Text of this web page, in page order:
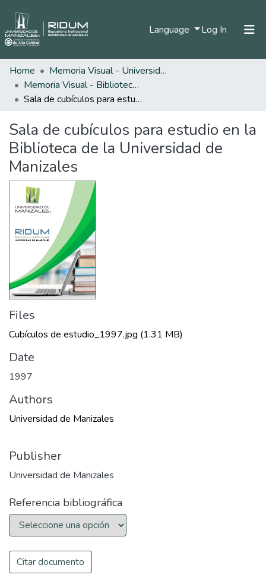
Language Log In (current)
Home
Memoria Visual - Universidad de Manizales
Memoria Visual - Biblioteca y Centro de Recursos
Sala de cubículos para estudio en la Biblioteca de la Universidad de Manizales
Sala de cubículos para estudio en la
Biblioteca de la Universidad de
Manizales
Files
Cubículos de estudio_1997.jpg (1.31 MB)
Date
1997
Authors
Universidad de Manizales
Publisher
Universidad de Manizales
Referencia bibliográfica
Citar documento